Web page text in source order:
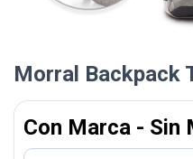
Morral Backpack
Con Marca - Sin